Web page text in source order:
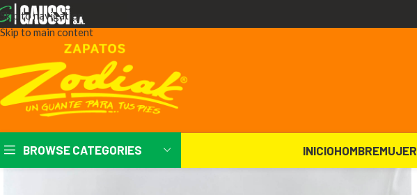
Skip to navigation
Skip to main content
BROWSE CATEGORIES INICIOHOMBREMUJER